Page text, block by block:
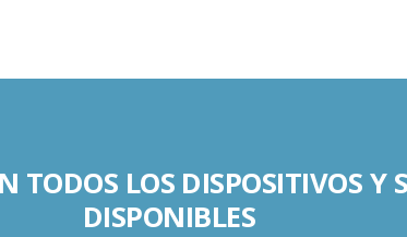
TODOS LOS DISPOSITIVOS Y
DISPONIBLES